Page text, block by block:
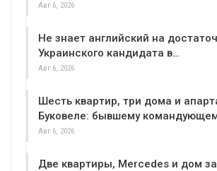
Авг 6, 2026
Не знает английский на
Украинского кандидата в…
Авг 6, 2026
Шесть квартир, три дома и
Буковеле: бывшему
Авг 6, 2026
Две квартиры, Mercedes и дом